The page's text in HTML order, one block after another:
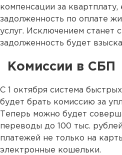
компенсации за квартплату,
задолженность по оплате
услуг. Исключением станет
задолженность будет
Комиссии в СБП
С 1 октября система
будет брать комиссию за
Теперь можно будет
переводы до 100 тыс.
платежей не только на
электронные кошельки.